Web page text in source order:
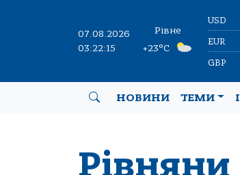
07.08.2026
03:22:16
Рівне
+23°C
USD
EUR
GBP
НОВИНИ ТЕМИ